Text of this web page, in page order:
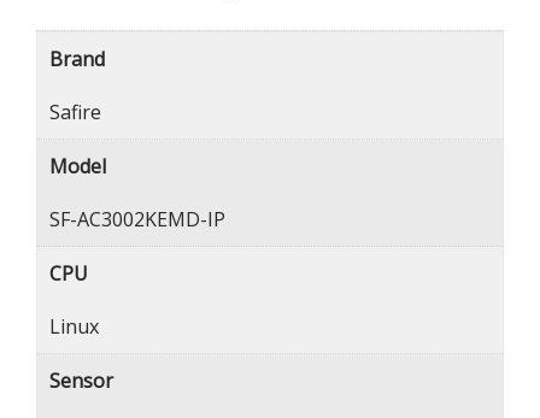
Brand
Safire
Model
SF-AC3002KEMD-IP
CPU
Linux
Sensor